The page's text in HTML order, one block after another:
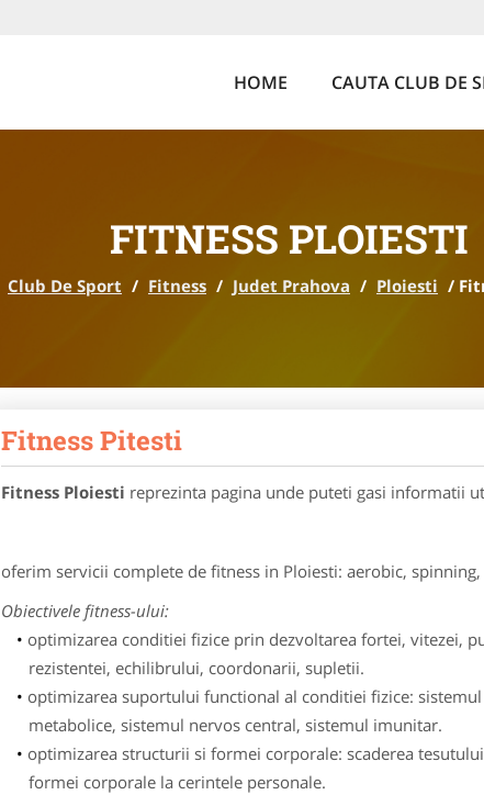
HOME CAUTA CLUB DE
FITNESS PLOIESTI
Club De Sport / Fitness / Judet Prahova / Ploiesti /
Fitness Pitesti
Fitness Ploiesti reprezinta pagina unde puteti gasi informatii
oferim servicii complete de fitness in Ploiesti: aerobic,
Obiectivele fitness-ului:
optimizarea conditiei fizice prin dezvoltarea fortei, vitezei,
rezistentei, echilibrului, coordonarii, supletii.
optimizarea suportului functional al conditiei fizice:
metabolice, sistemul nervos central, sistemul imunitar.
optimizarea structurii si formei corporale: scaderea
formei corporale la cerintele personale.